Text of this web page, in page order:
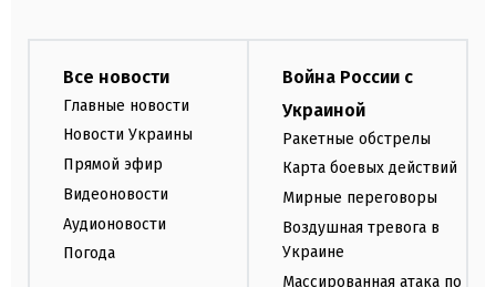
Все новости
Главные новости
Новости Украины
Прямой эфир
Видеоновости
Аудионовости
Погода
Война России с
Украиной
Ракетные обстрелы
Карта боевых действий
Мирные переговоры
Воздушная тревога в
Украине
Массированная атака по